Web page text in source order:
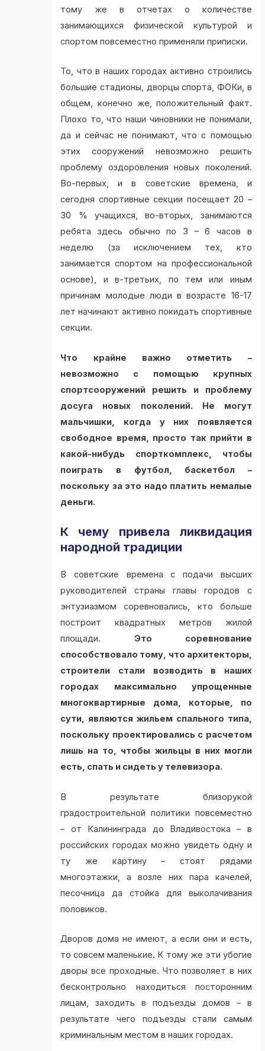
тому же в отчетах о количестве
занимающихся физической культурой и
спортом повсеместно применяли приписки.
То, что в наших городах активно строились
большие стадионы, дворцы спорта, ФОКи, в
общем, конечно же, положительный факт.
Плохо то, что наши чиновники не понимали,
да и сейчас не понимают, что с помощью
этих сооружений невозможно решить
проблему оздоровления новых поколений.
Во-первых, и в советские времена, и
сегодня спортивные секции посещает 20 –
30 % учащихся, во-вторых, занимаются
ребята здесь обычно по 3 – 6 часов в
неделю (за исключением тех, кто
занимается спортом на профессиональной
основе), и в-третьих, по тем или иным
причинам молодые люди в возрасте 16-17
лет начинают активно покидать спортивные
секции.
Что крайне важно отметить –
невозможно с помощью крупных
спортсооружений решить и проблему
досуга новых поколений. Не могут
мальчишки, когда у них появляется
свободное время, просто так прийти в
какой-нибудь спорткомплекс, чтобы
поиграть в футбол, баскетбол –
поскольку за это надо платить немалые
деньги.
К чему привела ликвидация
народной традиции
В советские времена с подачи высших
руководителей страны главы городов с
энтузиазмом соревновались, кто больше
построит квадратных метров жилой
площади. Это соревнование
способствовало тому, что архитекторы,
строители стали возводить в наших
городах максимально упрощенные
многоквартирные дома, которые, по
сути, являются жильем спального типа,
поскольку проектировались с расчетом
лишь на то, чтобы жильцы в них могли
есть, спать и сидеть у телевизора.
В результате близорукой
градостроительной политики повсеместно
– от Калининграда до Владивостока – в
российских городах можно увидеть одну и
ту же картину – стоят рядами
многоэтажки, а возле них пара качелей,
песочница да стойка для выколачивания
половиков.
Дворов дома не имеют, а если они и есть,
то совсем маленькие. К тому же эти убогие
дворы все проходные. Что позволяет в них
бесконтрольно находиться посторонним
лицам, заходить в подъезды домов – в
результате чего подъезды стали самым
криминальным местом в наших городах.